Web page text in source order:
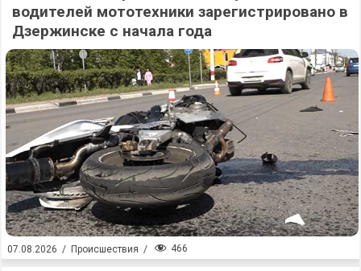
водителей мототехники зарегистрировано в
Дзержинске с начала года
07.08.2026 / Происшествия / 466